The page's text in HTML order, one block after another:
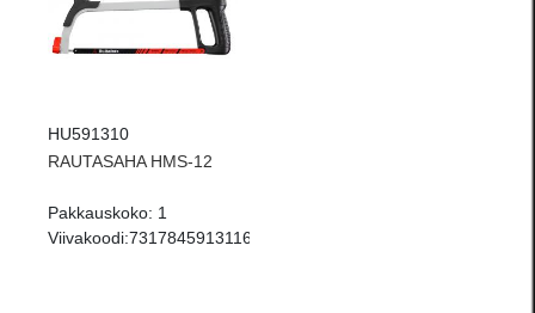
HU591310
RAUTASAHA HMS-12
Pakkauskoko: 1
Viivakoodi:7317845913116